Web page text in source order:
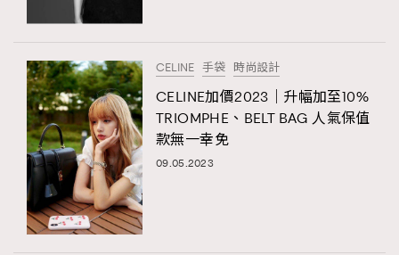
CELINE 手袋 時尚設計
CELINE加價2023｜升幅加至10%
TRIOMPHE、BELT BAG 人氣保值
款無一幸免
09.05.2023